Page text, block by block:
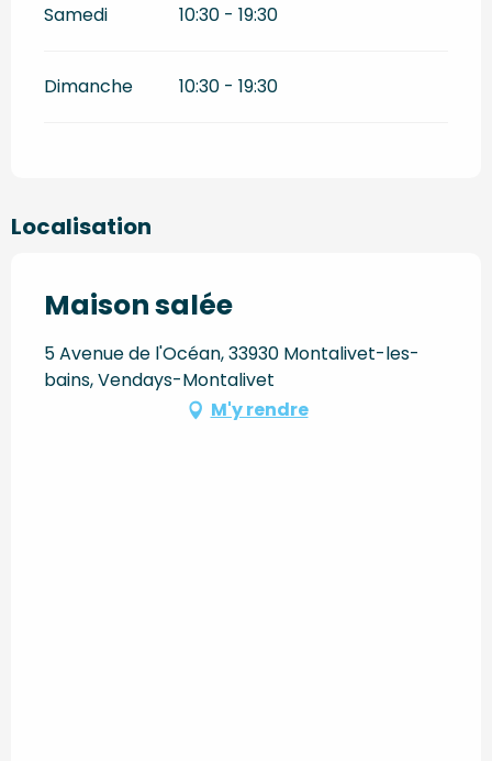
Samedi 10:30 - 19:30
Dimanche 10:30 - 19:30
Localisation
Maison salée
5 Avenue de l'Océan, 33930 Montalivet-les-
bains, Vendays-Montalivet
M'y rendre